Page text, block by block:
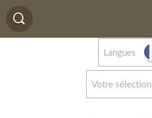
Langues
votre sélection